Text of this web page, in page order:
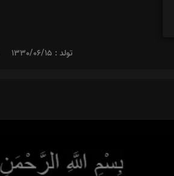
تولد : 1330/06/15